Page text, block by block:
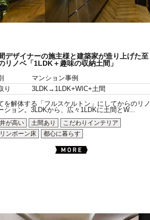
デザイナーの施主様と建築家が造り上げた至
リノベ「1LDK＋趣味の収納土間」
マンション事例
り
3LDK→1LDK+WIC+土間
を解体する「フルスケルトン」にしてからのリノ
ション。3LDKから、広々1LDKに土間とW...
が高い
土間あり
こだわりインテリア
ンボーン床
都心に暮らす